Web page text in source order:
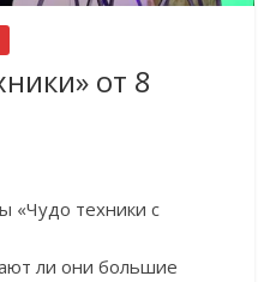
от 8
«Чудо техники с
ли они большие